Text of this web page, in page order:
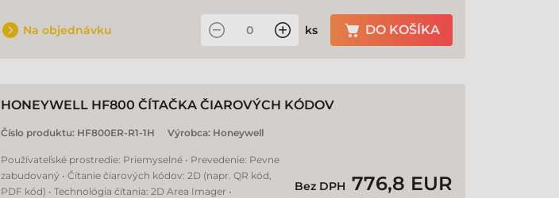
Na objednávku ks DO KOŠÍKA
HONEYWELL HF800 ČÍTAČKA ČIAROVÝCH KÓDOV
Číslo produktu: HF800ER-R1-1H Výrobca: Honeywell
Používateľské prostredie: Priemyselné • Prevedenie: Pevne
zabudovaný • Čítanie čiarových kódov: 2D (napr. QR kód,
PDF kód) • Technológia čítania: 2D Area Imager •
Bez DPH 776,8 EUR